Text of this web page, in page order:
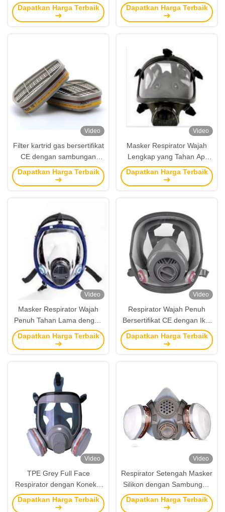
Kembali dengan Sambungan
Bayonet dan Anti-Kabut
Dapatkan Harga Terbaik
digunakan kembali dengan
pertahanan gas debu untuk
Dapatkan Harga Terbaik
Video
Filter kartrid gas bersertifikat
CE dengan sambungan
bayonet dan bahan karbon
aktif untuk aksesori
Dapatkan Harga Terbaik
Video
Masker Respirator Wajah
Lengkap yang Tahan Api
dengan Perlindungan Silikon
Anti-Kabut dan Dapat
Dapatkan Harga Terbaik
Video
Masker Respirator Wajah
Penuh Tahan Lama dengan
Efisiensi Tinggi yang Dapat
Digunakan Kembali untuk
Dapatkan Harga Terbaik
Video
Respirator Wajah Penuh
Bersertifikat CE dengan Ikat
Kepala yang Dapat
Disesuaikan untuk
Dapatkan Harga Terbaik
Video
TPE Grey Full Face
Respirator dengan Koneksi
Bayonet Jendela Besar
Sertifikasi CE untuk
Dapatkan Harga Terbaik
Video
Respirator Setengah Masker
Silikon dengan Sambungan
Bayonet untuk Semprotan
Anti Gas dan Penanganan
Dapatkan Harga Terbaik